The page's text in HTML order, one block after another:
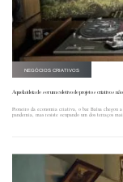
NEGÓCIOS CRIATIVOS
Aquela ideia de ser um coletivo de projetos criativos
Pioneiro da economia criativa, o bar Balsa chegou
pandemia, mas resiste ocupando um dos terraços